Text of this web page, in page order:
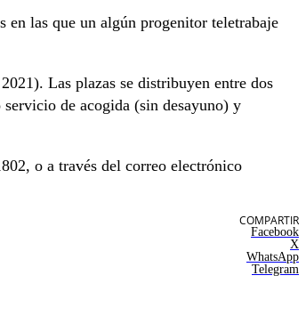
en las que un algún progenitor teletrabaje
Las plazas se distribuyen entre dos
de acogida (sin desayuno) y
o a través del correo electrónico
COMPARTIR
Facebook
X
WhatsApp
Telegram